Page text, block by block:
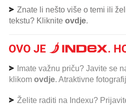
Znate li nešto više o temi ili
tekstu? Kliknite ovdje.
Imate važnu priču? Javite se
klikom ovdje. Atraktivne
Želite raditi na Indexu?